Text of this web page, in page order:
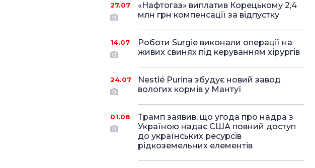
27.07
«Нафтогаз» виплатив Корецькому 2,4
млн грн компенсації за відпустку
14.07
Роботи Surgie виконали операції на
живих свинях під керуванням хірургів
24.07
Nestlé Purina збудує новий завод
вологих кормів у Мантуї
01.08
Трамп заявив, що угода про надра з
Україною надає США повний доступ
до українських ресурсів
рідкоземельних елементів